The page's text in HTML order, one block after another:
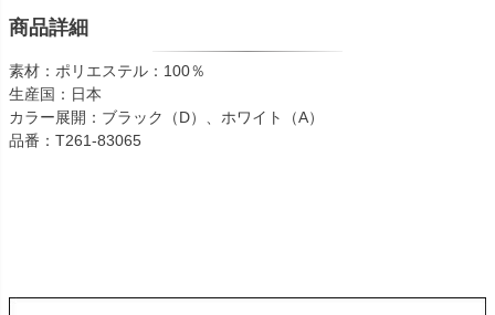
商品詳細
素材：ポリエステル：100％
生産国：日本
カラー展開：ブラック（D）、ホワイト（A）
品番：T261-83065